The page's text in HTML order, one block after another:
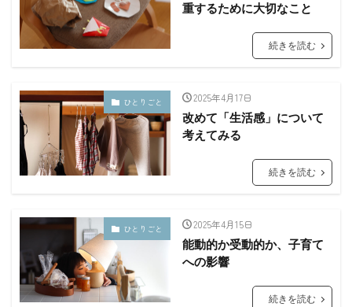
重するために大切なこと
続きを読む
ひとりごと 2025年4月17日
改めて「生活感」について
考えてみる
続きを読む
ひとりごと 2025年4月15日
能動的か受動的か、子育て
への影響
続きを読む